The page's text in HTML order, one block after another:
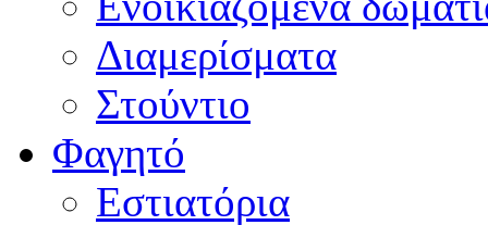
Διαμερίσματα
Στούντιο
Φαγητό
Εστιατόρια